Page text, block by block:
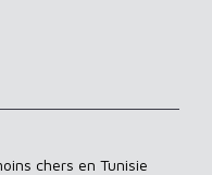
chers en Tunisie